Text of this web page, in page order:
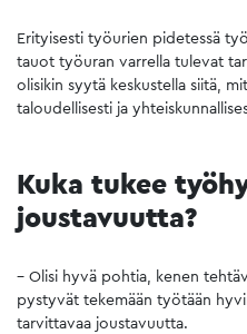
Erityisesti työurien pidetessä
tauot työuran varrella tulevat
olisikin syytä keskustella siitä,
taloudellisesti ja
Kuka tukee
joustavuutta?
– Olisi hyvä pohtia, kenen
pystyvät tekemään työtään
tarvittavaa joustavuutta.